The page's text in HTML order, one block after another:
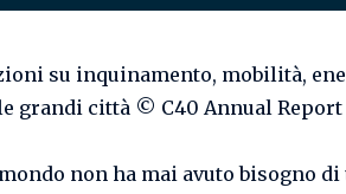
su inquinamento, mobilità,
grandi città © C40 Annual Report
non ha mai avuto bisogno